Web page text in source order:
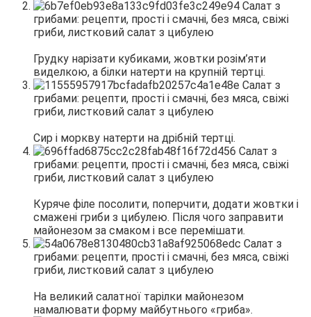
Грудку нарізати кубиками, жовтки розім’яти
виделкою, а білки натерти на крупній тертці.
Сир і моркву натерти на дрібній тертці.
Куряче філе посолити, поперчити, додати жовтки і
смажені гриби з цибулею. Після чого заправити
майонезом за смаком і все перемішати.
На великий салатної тарілки майонезом
намалювати форму майбутнього «гриба».